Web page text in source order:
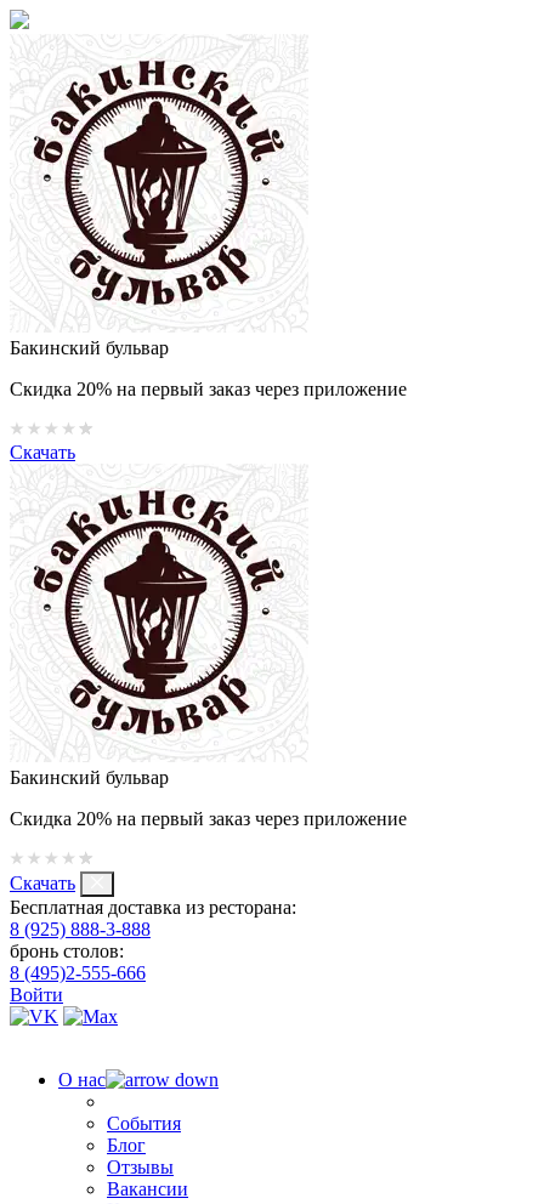
Бакинский бульвар
Скидка 20% на первый заказ через приложение
Скачать
Бакинский бульвар
Скидка 20% на первый заказ через приложение
Скачать
Бесплатная доставка из ресторана:
8 (925) 888-3-888
бронь столов:
8 (495)2-555-666
Войти
О нас
События
Блог
Отзывы
Вакансии